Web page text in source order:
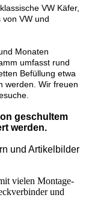
VW Käfer,
VW und
Monaten
umfasst rund
Befüllung etwa
werden. Wir freuen
geschultem
werden.
und Artikelbilder
vielen Montage-
und